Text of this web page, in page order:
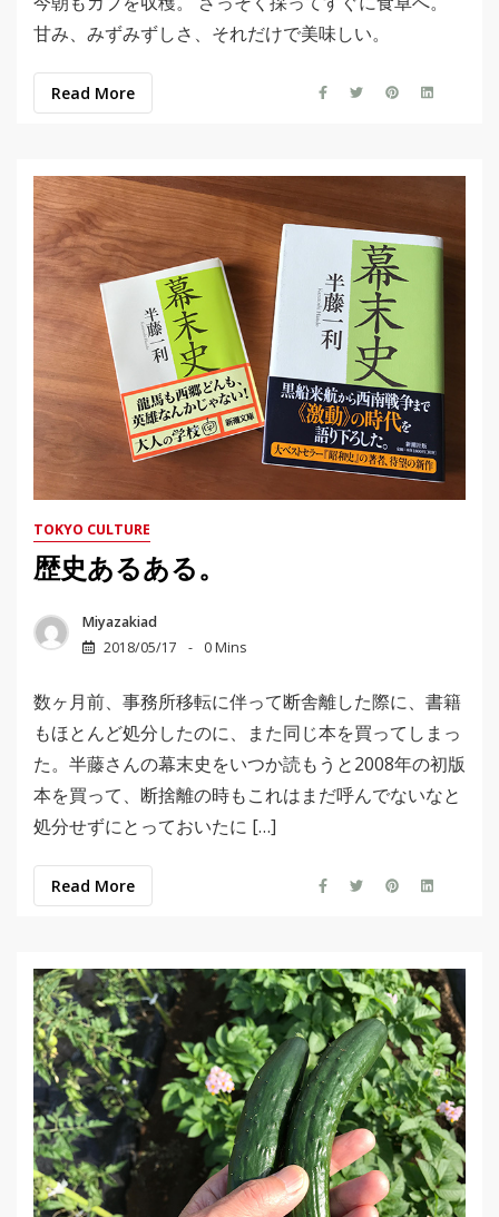
甘み、みずみずしさ、それだけで美味しい。
Read More
TOKYO CULTURE
歴史あるある。
Miyazakiad
2018/05/17
0 Mins
数ヶ月前、事務所移転に伴って断舎離した際に、書籍
もほとんど処分したのに、また同じ本を買ってしまっ
た。半藤さんの幕末史をいつか読もうと2008年の初版
本を買って、断捨離の時もこれはまだ呼んでないなと
処分せずにとっておいたに […]
Read More